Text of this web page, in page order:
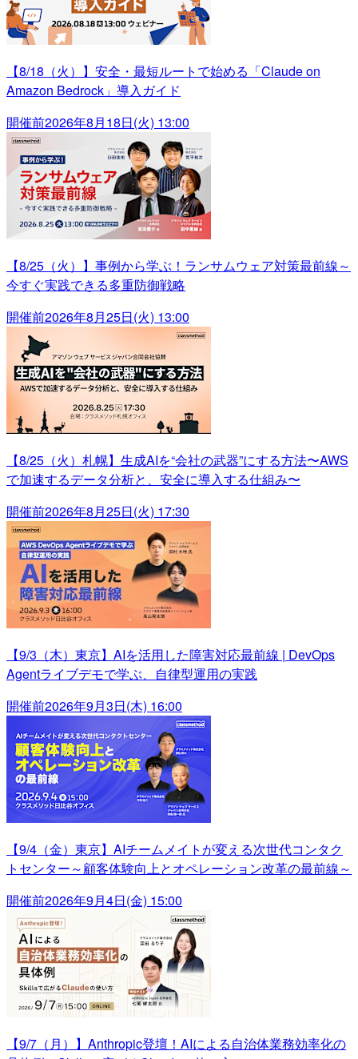
【8/18（火）】安全・最短ルートで始める「Claude on
Amazon Bedrock」導入ガイド
開催前2026年8月18日(火) 13:00
【8/25（火）】事例から学ぶ！ランサムウェア対策最前線～
今すぐ実践できる多重防御戦略
開催前2026年8月25日(火) 13:00
【8/25（火）札幌】生成AIを“会社の武器”にする方法〜AWS
で加速するデータ分析と、安全に導入する仕組み〜
開催前2026年8月25日(火) 17:30
【9/3（木）東京】AIを活用した障害対応最前線 | DevOps
Agentライブデモで学ぶ、自律型運用の実践
開催前2026年9月3日(木) 16:00
【9/4（金）東京】AIチームメイトが変える次世代コンタク
トセンター～顧客体験向上とオペレーション改革の最前線～
開催前2026年9月4日(金) 15:00
【9/7（月）】Anthropic登壇！AIによる自治体業務効率化の